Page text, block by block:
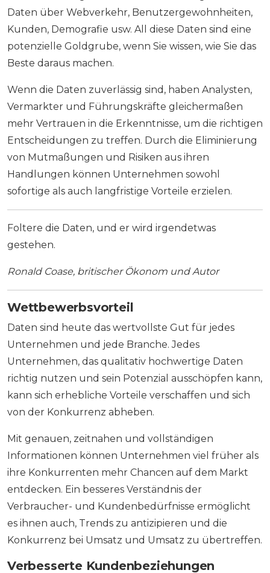
Daten über Webverkehr, Benutzergewohnheiten,
Kunden, Demografie usw. All diese Daten sind eine
potenzielle Goldgrube, wenn Sie wissen, wie Sie das
Beste daraus machen.
Wenn die Daten zuverlässig sind, haben Analysten,
Vermarkter und Führungskräfte gleichermaßen
mehr Vertrauen in die Erkenntnisse, um die richtigen
Entscheidungen zu treffen. Durch die Eliminierung
von Mutmaßungen und Risiken aus ihren
Handlungen können Unternehmen sowohl
sofortige als auch langfristige Vorteile erzielen.
Foltere die Daten, und er wird irgendetwas
gestehen.
Ronald Coase, britischer Ökonom und Autor
Wettbewerbsvorteil
Daten sind heute das wertvollste Gut für jedes
Unternehmen und jede Branche. Jedes
Unternehmen, das qualitativ hochwertige Daten
richtig nutzen und sein Potenzial ausschöpfen kann,
kann sich erhebliche Vorteile verschaffen und sich
von der Konkurrenz abheben.
Mit genauen, zeitnahen und vollständigen
Informationen können Unternehmen viel früher als
ihre Konkurrenten mehr Chancen auf dem Markt
entdecken. Ein besseres Verständnis der
Verbraucher- und Kundenbedürfnisse ermöglicht
es ihnen auch, Trends zu antizipieren und die
Konkurrenz bei Umsatz und Umsatz zu übertreffen.
Verbesserte Kundenbeziehungen